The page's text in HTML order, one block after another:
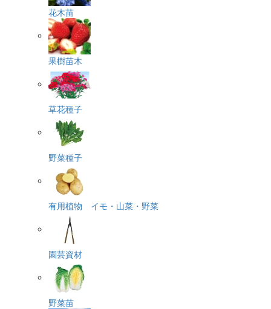
花木苗
果樹苗木
草花種子
野菜種子
有用植物 イモ・山菜・野菜
園芸資材
野菜苗